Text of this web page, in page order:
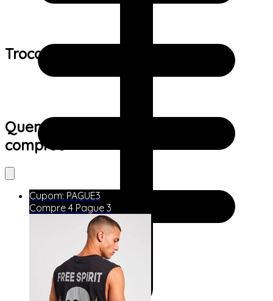
Trocas e devoluções:
Quem viu este produto também
comprou